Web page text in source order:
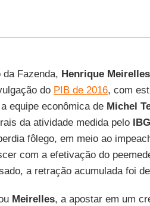
Fazenda, Henrique Meirelles
do PIB de 2016, com
equipe econômica de Michel
da atividade medida pelo
fôlego, em meio ao
com a efetivação do
a retração acumulada foi
Meirelles, a apostar em um